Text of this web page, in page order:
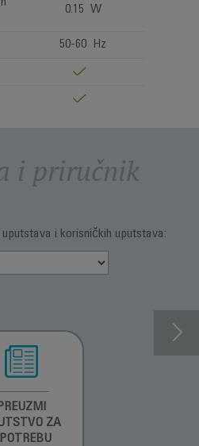
0.15 W
50-60 Hz
i priručnik
i korisničkih uputstava:
PREUZMI
ZA